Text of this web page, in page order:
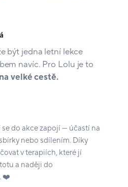
být jedna letní lekce
navíc. Pro Lolu je to
velké cestě.
do akce zapojí — účastí na
nebo sdílením. Díky
v terapiích, které jí
a naději do
❤️